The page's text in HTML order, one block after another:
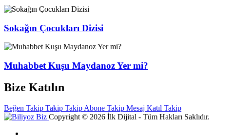
Sokağın Çocukları Dizisi
Muhabbet Kuşu Maydanoz Yer mi?
Bize Katılın
Beğen Takip Takip Takip Abone Takip Mesaj Katıl Takip
Copyright © 2026 İlk Dijital - Tüm Hakları Saklıdır.